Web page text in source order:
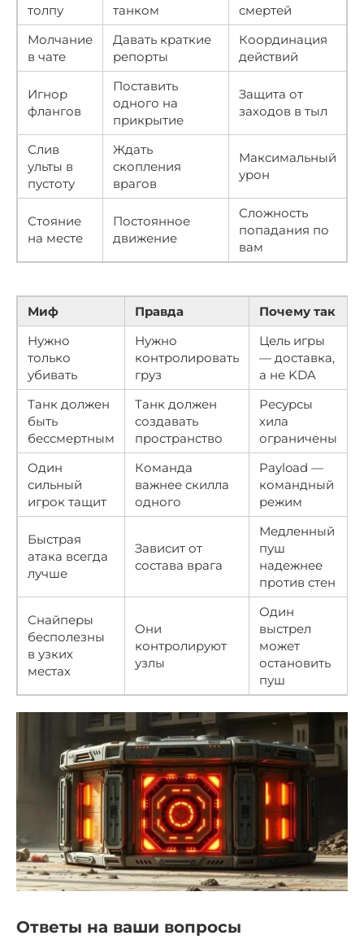
толпу
танком
смертей
Молчание
в чате
Давать краткие
репорты
Координация
действий
Игнор
флангов
Поставить
одного на
прикрытие
Защита от
заходов в тыл
Слив
ульты в
пустоту
Ждать
скопления
врагов
Максимальный
урон
Стояние
на месте
Постоянное
движение
Сложность
попадания по
вам
Миф Правда
Почему так
Нужно
только
убивать
Нужно
контролировать
груз
Цель игры
— доставка,
а не KDA
Танк должен
быть
бессмертным
Танк должен
создавать
пространство
Ресурсы
хила
ограничены
Один
сильный
игрок тащит
Команда
важнее скилла
одного
Payload —
командный
режим
Быстрая
атака всегда
лучше
Зависит от
состава врага
Медленный
пуш
надежнее
против стен
Снайперы
бесполезны
в узких
местах
Они
контролируют
узлы
Один
выстрел
может
остановить
пуш
Ответы на ваши вопросы